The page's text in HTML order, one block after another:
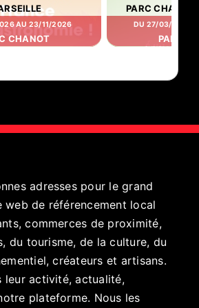
AU 23/11/2026
CHANOT
PARC CHANOT
DU 27/03/2026
PARC
adresses pour le grand
web de référencement local
commerces de proximité,
du tourisme, de la culture, du
créateurs et artisans.
leur activité, actualité,
plateforme. Nous les